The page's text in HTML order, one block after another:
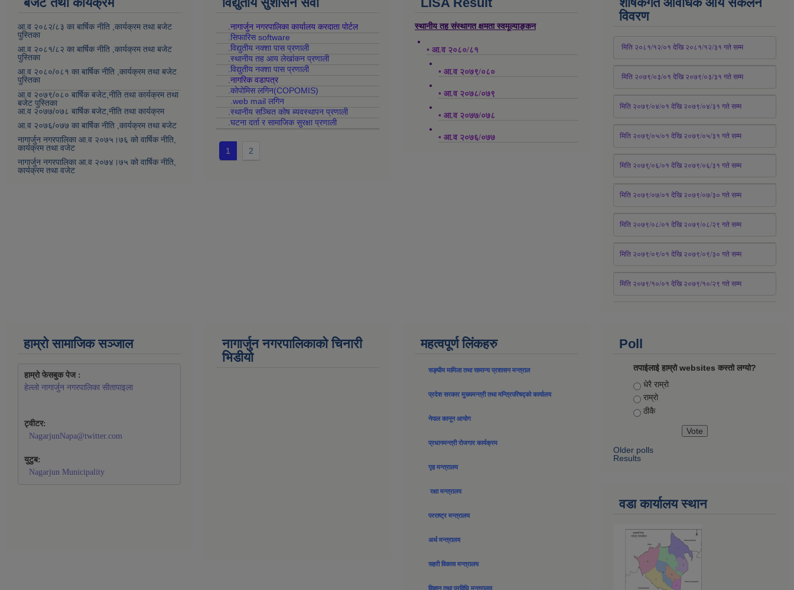
आ.व २०८२/८३ का बार्षिक नीति ,कार्यक्रम तथा बजेट
पुस्तिका
आ.व २०८१/८२ का बार्षिक नीति ,कार्यक्रम तथा बजेट
पुस्तिका
आ.व २०८०/०८१ का बार्षिक नीति ,कार्यक्रम तथा बजेट
पुस्तिका
आ.व २०७९/०८० बार्षिक बजेट,नीति तथा कार्यक्रम तथा
बजेट पुस्तिका
आ.व २०७७/०७८ बार्षिक बजेट,नीति तथा कार्यक्रम
आ.व २०७६/०७७ का बार्षिक नीति ,कार्यक्रम तथा बजेट
नागार्जुन नगरपालिका आ.व २०७५।७६ को वार्षिक नीति,
कार्यक्रम तथा वजेट
नागार्जुन नगरपालिका आ.व २०७४।७५ को वार्षिक नीति,
कार्यक्रम तथा वजेट
.नागार्जुन नगरपालिका कार्यालय करदाता पोर्टल
.सिफारिस software
.विद्युतीय नक्शा पास प्रणाली
.स्थानीय तह आय लेखांकन प्रणाली
.विद्युतीय नक्शा पास प्रणाली
.नागरिक वडापत्र
.कोपोमिस लगिन(COPOMIS)
.web mail लगिन
.स्थानीय सञ्चित कोष ब्यवस्थापन प्रणाली
.घटना दर्ता र सामाजिक सुरक्षा प्रणाली
1 2
स्थानीय तह संस्थागत क्षमता स्वमूल्याङ्कन
• आ.व २०८०/८१
• आ.व २०७९/०८०
• आ.व २०७८/०७९
• आ.व २०७७/०७८
• आ.व २०७६/०७७
विवरण
मिति २०८१/१२/०१ देखि २०८१/१२/३१ गते सम्म
मिति २०७९/०३/०१ देखि २०७९/०३/३१ गते सम्म
मिति २०७९/०४/०१ देखि २०७९/०४/३१ गते सम्म
मिति २०७९्/०५/०१ देखि २०७९/०५/३१ गते सम्म
मिति २०७९्/०६/०१ देखि २०७९/०६/३१ गते सम्म
मिति २०७९/०७/०१ देखि २०७९/०७/३० गते सम्म
मिति २०७९/०८/०१ देखि २०७९/०८/२९ गते सम्म
मिति २०७९/०९/०१ देखि २०७९/०९/३० गते सम्म
मिति २०७९/१०/०१ देखि २०७९/१०/२९ गते सम्म
हाम्रो सामाजिक सञ्जाल
हाम्रो फेसबुक पेज :
हेल्लो नागार्जुन नगरपालिका सीतापाइला
ट्वीटर:
NagarjunNapa@twitter.com
युटुब:
Nagarjun Municipality
नागार्जुन नगरपालिकाको चिनारी
भिडीयो
महत्वपूर्ण लिंकहरु
सङ्घीय मामिला तथा सामान्य प्रशासन मन्त्राल
प्रदेश सरकार मुख्यमन्त्री तथा मन्त्रिपरिषद्को कार्यालय
नेपाल कानून आयोग
प्रधानमन्त्री रोजगार कार्यक्रम
गृह मन्त्रालय
रक्षा मन्त्रालय
परराष्ट्र मन्त्रालय
अर्थ मन्त्रालय
सहरी विकास मन्त्रालय
विज्ञान तथा प्रविधि मन्त्रालय
Poll
तपाईलाई हाम्रो websites कस्तो लग्यो?
Choices
धेरै राम्रो
राम्रो
ठीकै
Older polls
Results
वडा कार्यालय स्थान